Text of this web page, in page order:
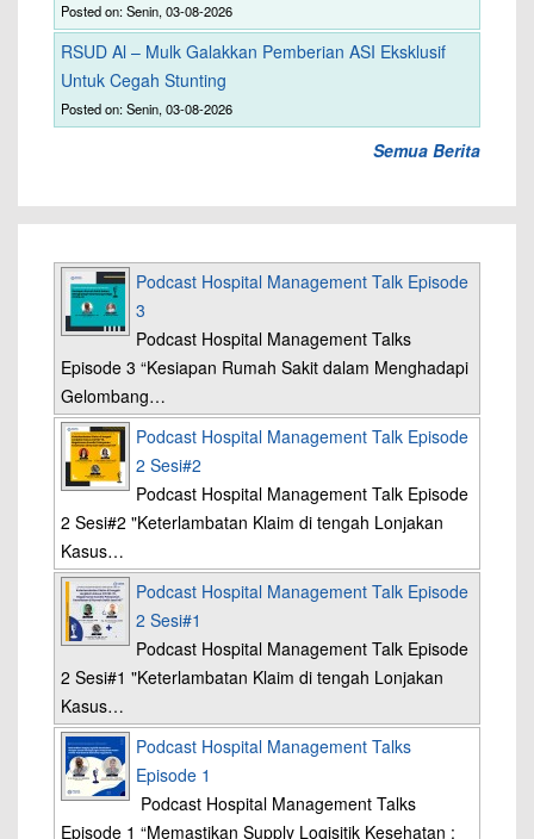
Posted on: Senin, 03-08-2026
RSUD Al – Mulk Galakkan Pemberian ASI Eksklusif
Untuk Cegah Stunting
Posted on: Senin, 03-08-2026
Semua Berita
Podcast Hospital Management Talk Episode
3
Podcast Hospital Management Talks
Episode 3 “Kesiapan Rumah Sakit dalam Menghadapi
Gelombang…
Podcast Hospital Management Talk Episode
2 Sesi#2
Podcast Hospital Management Talk Episode
2 Sesi#2 "Keterlambatan Klaim di tengah Lonjakan
Kasus…
Podcast Hospital Management Talk Episode
2 Sesi#1
Podcast Hospital Management Talk Episode
2 Sesi#1 "Keterlambatan Klaim di tengah Lonjakan
Kasus…
Podcast Hospital Management Talks
Episode 1
Podcast Hospital Management Talks
Episode 1 “Memastikan Supply Logisitik Kesehatan :